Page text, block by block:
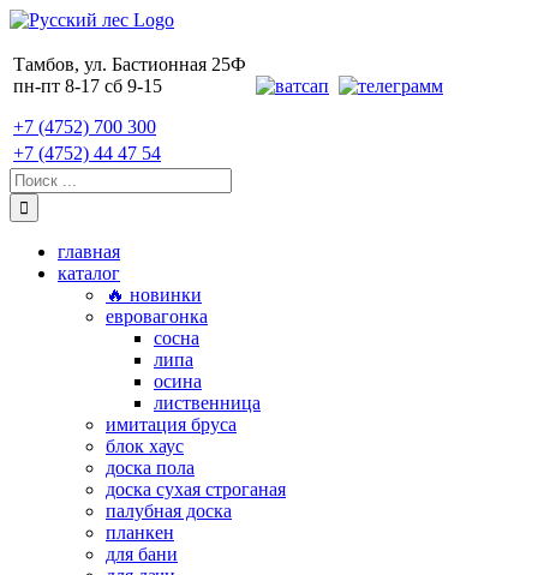
Skip
content
Тамбов, ул. Бастионная 25Ф
пн-пт 8-17 сб 9-15
+7 (4752) 700 300
+7 (4752) 44 47 54
Поиск:
главная
каталог
🔥 новинки
евровагонка
сосна
липа
осина
лиственница
имитация бруса
блок хаус
доска пола
доска сухая строганая
палубная доска
планкен
для бани